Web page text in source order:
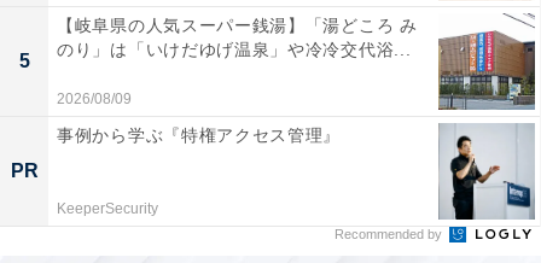
ーケストラ ジュエル イルミネーション ショー」では光
と音楽、噴水が織りなす絶景イルミネーションを楽しむ
ことができる。その他、3Dマッピングや「光のバンジー
ジャンプ」などのアトラクションなど、見どころ満載と
いう。開催期間は2017年5月7日(日)まで。
5
【岐阜県の人気スーパー銭湯】「湯どころ み
のり」は「いけだゆげ温泉」や冷冷交代浴...
2026/08/09
PR
事例から学ぶ『特権アクセス管理』
KeeperSecurity
Recommended by